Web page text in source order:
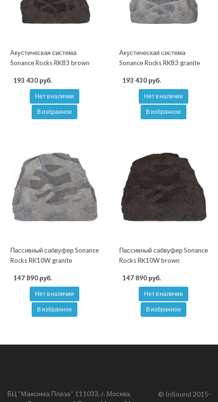
Акустическая система
Sonance Rocks RK83 brown
193 430 руб.
Нет в наличии
В избранное
Акустическая система
Sonance Rocks RK83 granite
193 430 руб.
Нет в наличии
В избранное
Пассивный сабвуфер Sonance
Rocks RK10W granite
147 890 руб.
Нет в наличии
В избранное
Пассивный сабвуфер Sonance
Rocks RK10W brown
147 890 руб.
Нет в наличии
В избранное
БЦ “Максима Плаза“ 111033, г. Москва,
© InSound 2015-